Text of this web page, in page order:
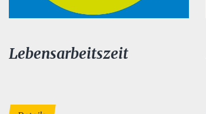
Lebensarbeitszeit